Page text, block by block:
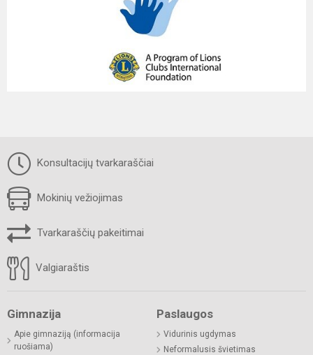
Konsultacijų tvarkaraščiai
Mokinių vežiojimas
Tvarkaraščių pakeitimai
Valgiaraštis
Gimnazija
Apie gimnaziją (informacija
ruošiama)
Paslaugos
Vidurinis ugdymas
Neformalusis švietimas